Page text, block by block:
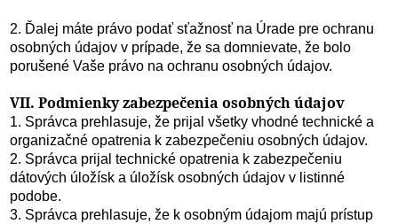
2. Ďalej máte právo podať sťažnosť na Úrade pre ochranu
osobných údajov v prípade, že sa domnievate, že bolo
porušené Vaše právo na ochranu osobných údajov.
VII. Podmienky zabezpečenia osobných údajov
1. Správca prehlasuje, že prijal všetky vhodné technické a
organizačné opatrenia k zabezpečeniu osobných údajov.
2. Správca prijal technické opatrenia k zabezpečeniu
dátových úložísk a úložísk osobných údajov v listinné
podobe.
3. Správca prehlasuje, že k osobným údajom majú prístup